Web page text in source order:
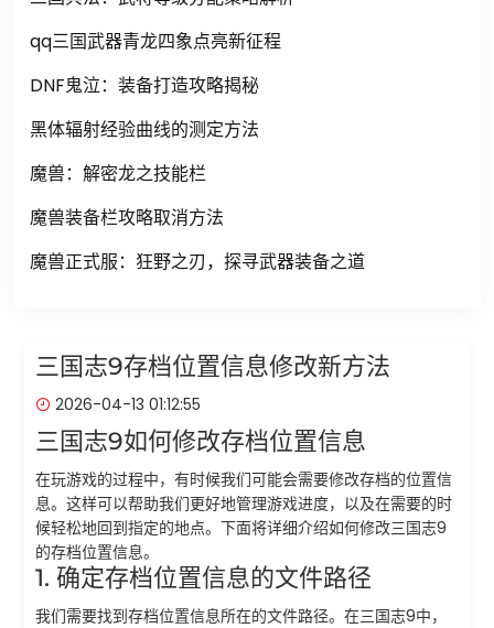
qq三国武器青龙四象点亮新征程
DNF鬼泣：装备打造攻略揭秘
黑体辐射经验曲线的测定方法
魔兽：解密龙之技能栏
魔兽装备栏攻略取消方法
魔兽正式服：狂野之刃，探寻武器装备之道
三国志9存档位置信息修改新方法
2026-04-13 01:12:55
三国志9如何修改存档位置信息
在玩游戏的过程中，有时候我们可能会需要修改存档的位置信
息。这样可以帮助我们更好地管理游戏进度，以及在需要的时
候轻松地回到指定的地点。下面将详细介绍如何修改三国志9
的存档位置信息。
1. 确定存档位置信息的文件路径
我们需要找到存档位置信息所在的文件路径。在三国志9中，